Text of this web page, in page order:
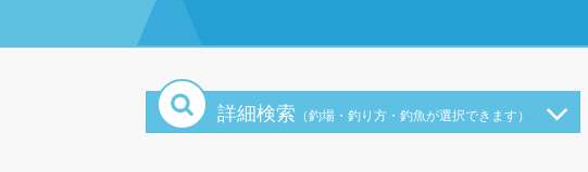
詳細検索 （釣場・釣り方・釣魚が選択できます）